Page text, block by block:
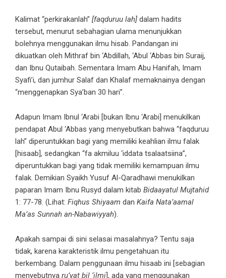
Kalimat “perkirakanlah” [faqduruu lah] dalam hadits
tersebut, menurut sebahagian ulama menunjukkan
bolehnya menggunakan ilmu hisab. Pandangan ini
dikuatkan oleh Mithraf bin ‘Abdillah, ‘Abul ‘Abbas bin Suraij,
dan Ibnu Qutaibah. Sementara Imam Abu Hanifah, Imam
Syafi’i, dan jumhur Salaf dan Khalaf memaknainya dengan
“menggenapkan Sya’ban 30 hari”.
Adapun Imam Ibnul ‘Arabi [bukan Ibnu ‘Arabi] menukilkan
pendapat Abul ‘Abbas yang menyebutkan bahwa “faqduruu
lah” diperuntukkan bagi yang memiliki keahlian ilmu falak
[hisaab], sedangkan “fa akmiluu ‘iddata tsalaatsiina”,
diperuntukkan bagi yang tidak memiliki kemampuan ilmu
falak. Demikian Syaikh Yusuf Al-Qaradhawi menukilkan
paparan Imam Ibnu Rusyd dalam kitab Bidaayatul Mujtahid
1: 77-78. (Lihat: Fiqhus Shiyaam dan Kaifa Nata’aamal
Ma’as Sunnah an-Nabawiyyah).
Apakah sampai di sini selasai masalahnya? Tentu saja
tidak, karena karakteristik ilmu pengetahuan itu
berkembang. Dalam penggunaan ilmu hisaab ini [sebagian
menyebutnya ru’yat bil ‘ilmi ], ada yang menggunakan